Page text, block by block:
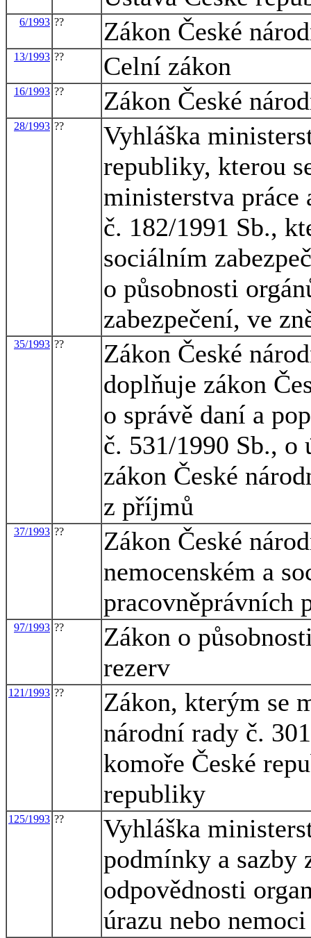
6/1993 ?? Zákon České
13/1993 ?? Celní zákon
16/1993 ?? Zákon České
28/1993 ??
Vyhláška
republiky, kterou
ministerstva
č. 182/1991 Sb.,
sociálním
o působnosti
zabezpečení, ve
35/1993 ??
Zákon České
doplňuje zákon
o správě daní a
č. 531/1990 Sb., o
zákon České
z příjmů
37/1993 ??
Zákon České
nemocenském a
pracovněprávních
97/1993 ??
Zákon o
rezerv
121/1993 ??
Zákon, kterým se
národní rady č.
komoře České
republiky
125/1993 ??
Vyhláška
podmínky a sazby
odpovědnosti
úrazu nebo